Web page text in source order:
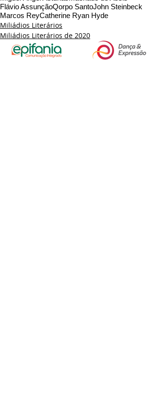
Flávio AssunçãoQorpo SantoJohn Steinbeck
Marcos ReyCatherine Ryan Hyde
Miliádios Literários
Miliádios Literários de 2020